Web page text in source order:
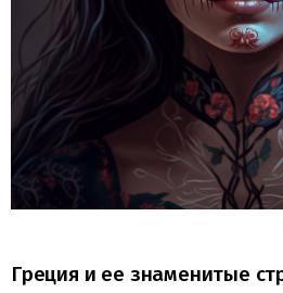
Греция и ее знаменитые